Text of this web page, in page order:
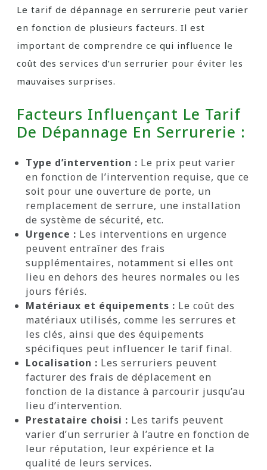
Le tarif de dépannage en serrurerie peut varier
en fonction de plusieurs facteurs. Il est
important de comprendre ce qui influence le
coût des services d’un serrurier pour éviter les
mauvaises surprises.
Facteurs Influençant Le Tarif
De Dépannage En Serrurerie :
Type d’intervention : Le prix peut varier
en fonction de l’intervention requise, que ce
soit pour une ouverture de porte, un
remplacement de serrure, une installation
de système de sécurité, etc.
Urgence : Les interventions en urgence
peuvent entraîner des frais
supplémentaires, notamment si elles ont
lieu en dehors des heures normales ou les
jours fériés.
Matériaux et équipements : Le coût des
matériaux utilisés, comme les serrures et
les clés, ainsi que des équipements
spécifiques peut influencer le tarif final.
Localisation : Les serruriers peuvent
facturer des frais de déplacement en
fonction de la distance à parcourir jusqu’au
lieu d’intervention.
Prestataire choisi : Les tarifs peuvent
varier d’un serrurier à l’autre en fonction de
leur réputation, leur expérience et la
qualité de leurs services.